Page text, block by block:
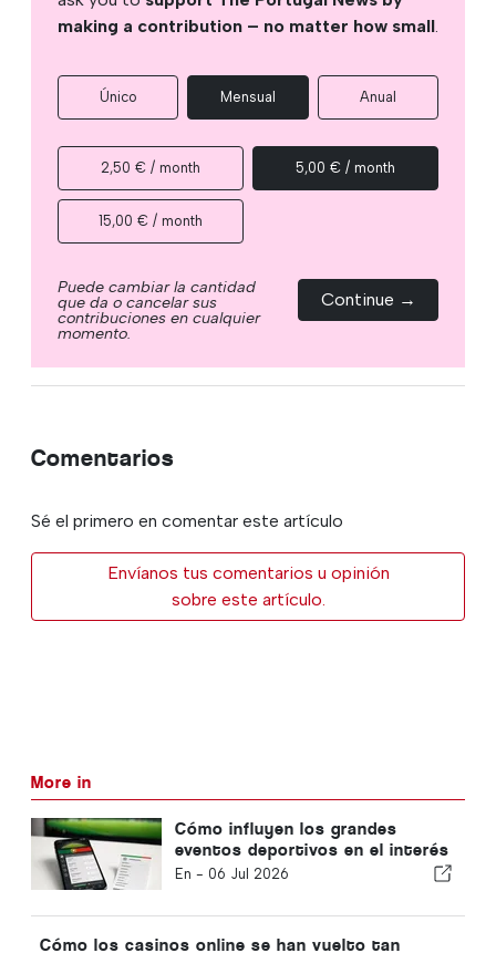
making a contribution – no matter how small.
Único Mensual Anual
2,50 € / month 5,00 € / month
15,00 € / month
Puede cambiar la cantidad
que da o cancelar sus
contribuciones en cualquier
momento.
Continue →
Comentarios
Sé el primero en comentar este artículo
Envíanos tus comentarios u opinión
sobre este artículo.
More in
Cómo influyen los grandes
eventos deportivos en el interés
por las apuestas online en
En - 06 Jul 2026
Cómo los casinos online se han vuelto tan